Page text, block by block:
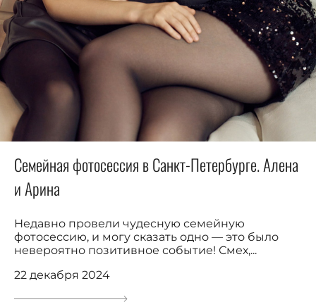
Семейная фотосессия в Санкт-Петербурге. Алена
и Арина
Недавно провели чудесную семейную
фотосессию, и могу сказать одно — это было
невероятно позитивное событие! Смех,...
22 декабря 2024